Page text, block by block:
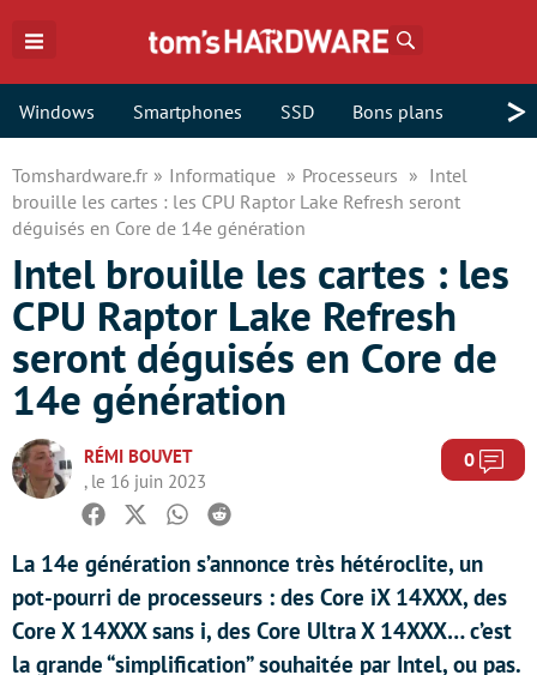
Windows Smartphones SSD Bons plans >
Tomshardware.fr Informatique Processeurs
Intel
brouille les cartes : les CPU Raptor Lake Refresh seront
déguisés en Core de 14e génération
Intel brouille les cartes : les
CPU Raptor Lake Refresh
seront déguisés en Core de
14e génération
RÉMI BOUVET
, le 16 juin 2023
0
Facebook
TwitterWhatsapp
Reddit
La 14e génération s’annonce très hétéroclite, un
pot-pourri de processeurs : des Core iX 14XXX, des
Core X 14XXX sans i, des Core Ultra X 14XXX… c’est
la grande “simplification” souhaitée par Intel, ou pas.